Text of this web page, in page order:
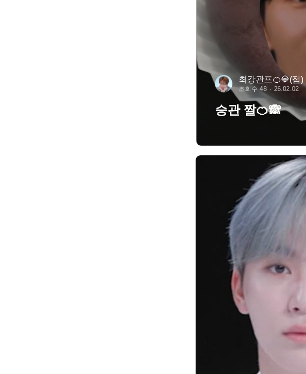
최강관프🍊💎(접)
조회수 48 26.02.02
승관 짤🍊🙈